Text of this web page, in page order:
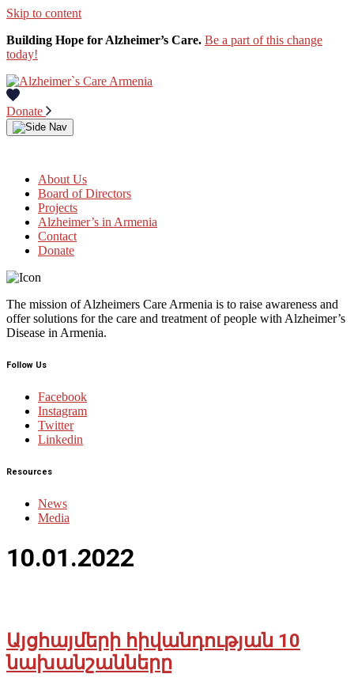
Skip to content
Building Hope for Alzheimer’s Care. Be a part of this change
today!
Donate
About Us
Board of Directors
Projects
Alzheimer’s in Armenia
Contact
Donate
The mission of Alzheimers Care Armenia is to raise awareness and
offer solutions for the care and treatment of people with Alzheimer’s
Disease in Armenia.
Follow Us
Facebook
Instagram
Twitter
Linkedin
Resources
News
Media
10.01.2022
Այցհայմերի հիվանդության 10
նախանշանները